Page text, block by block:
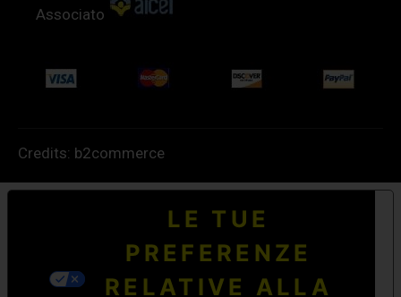
Associato
Credits: b2commerce
LE TUE
PREFERENZE
RELATIVE ALLA